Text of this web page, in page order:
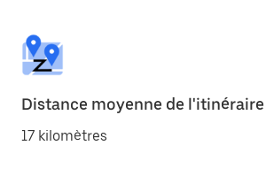
Distance moyenne de l'itinéraire
17 kilomètres